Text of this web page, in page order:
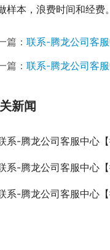
样本，浪费时间和经费。
篇： 联系-腾龙公司客
篇： 联系-腾龙公司客
新闻
系-腾龙公司客服中心
系-腾龙公司客服中心
系-腾龙公司客服中心